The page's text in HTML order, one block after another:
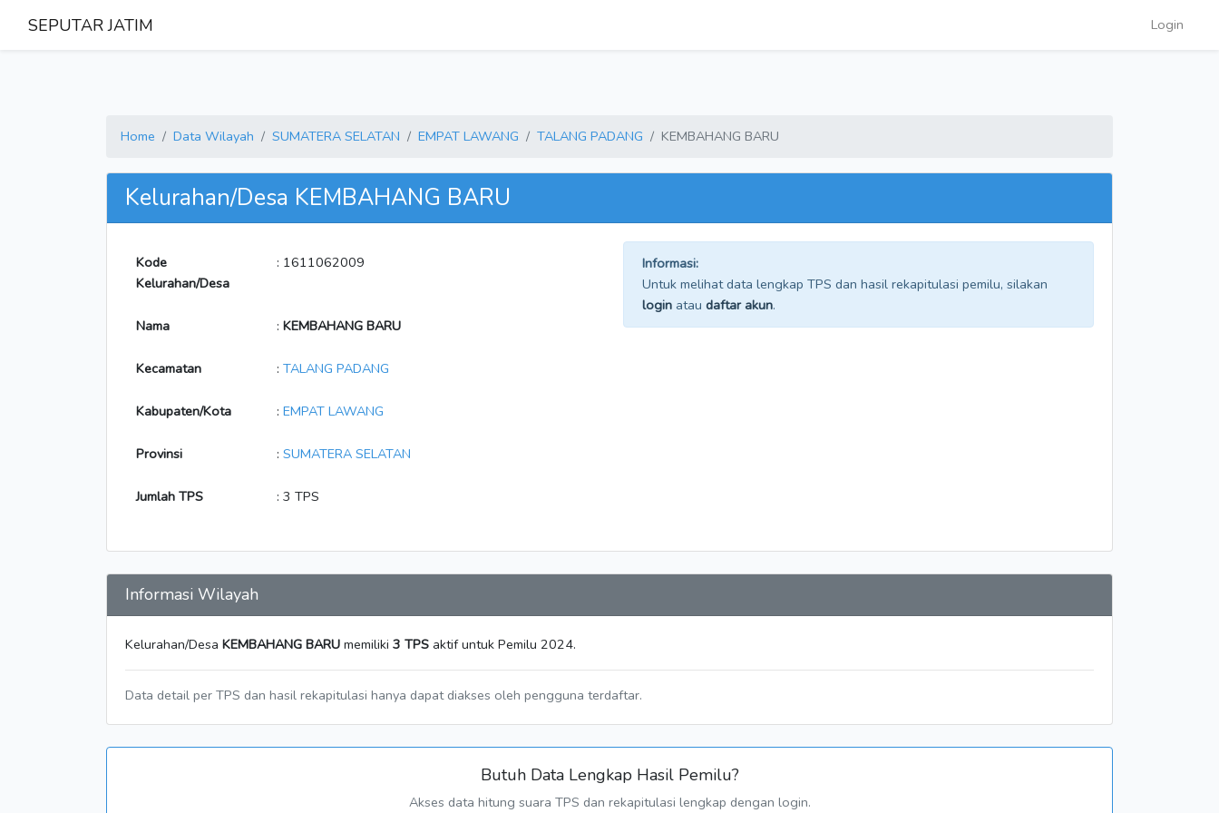
SEPUTAR JATIM Login
Home Data Wilayah SUMATERA SELATAN EMPAT LAWANG TALANG PADANG KEMBAHANG BARU
Kelurahan/Desa KEMBAHANG BARU
Kode
Kelurahan/Desa
: 1611062009
Nama : KEMBAHANG BARU
Kecamatan : TALANG PADANG
Kabupaten/Kota : EMPAT LAWANG
Provinsi : SUMATERA SELATAN
Jumlah TPS : 3 TPS
Informasi:
Untuk melihat data lengkap TPS dan hasil rekapitulasi pemilu, silakan
login atau daftar akun.
Informasi Wilayah
Kelurahan/Desa KEMBAHANG BARU memiliki 3 TPS aktif untuk Pemilu 2024.
Data detail per TPS dan hasil rekapitulasi hanya dapat diakses oleh pengguna terdaftar.
Butuh Data Lengkap Hasil Pemilu?
Akses data hitung suara TPS dan rekapitulasi lengkap dengan login.